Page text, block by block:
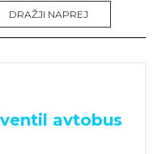
DRAŽJI NAPREJ
avtobus